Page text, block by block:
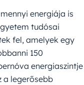
energiája is
tudósai
fel, amelyek egy
150
energiaszintje
a legerősebb